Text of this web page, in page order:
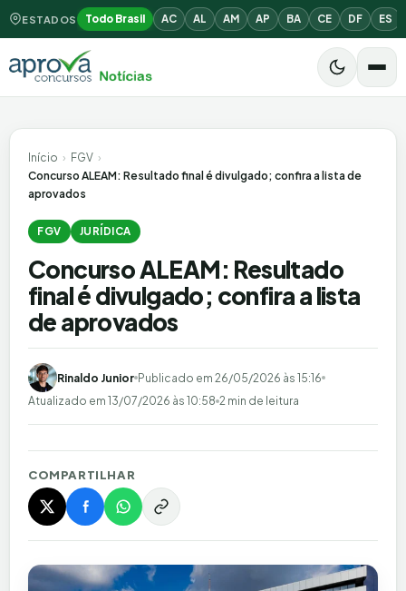
ESTADOS Todo Brasil AC AL AM AP BA CE DF ES
Início › FGV ›
Concurso ALEAM: Resultado final é divulgado; confira a lista de
aprovados
FGV JURÍDICA
Concurso ALEAM: Resultado
final é divulgado; confira a lista
de aprovados
Rinaldo Junior Publicado em 26/05/2026 às 15:16
Atualizado em 13/07/2026 às 10:58 2 min de leitura
COMPARTILHAR